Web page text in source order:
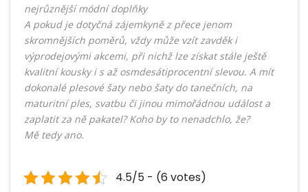
nejrůznější módní doplňky
A pokud je dotyčná zájemkyně z přece jenom
skromnějších poměrů, vždy může vzít zavděk i
výprodejovými akcemi, při nichž lze získat stále ještě
kvalitní kousky i s až osmdesátiprocentní slevou. A mít
dokonalé plesové šaty nebo šaty do tanečních, na
maturitní ples, svatbu či jinou mimořádnou událost a
zaplatit za ně pakatel? Koho by to nenadchlo, že?
Mě tedy ano.
4.5/5 - (6 votes)